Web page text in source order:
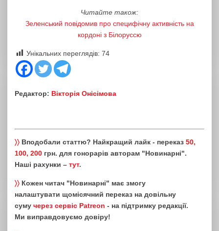
Читайте також:
Зеленський повідомив про специфічну активність на
кордоні з Білоруссю
Унікальних переглядів: 74
Редактор: Вікторія Онісімова
〉〉 Вподобали статтю? Найкращий лайк - переказ 50,
100, 200 грн. для гонорарів авторам "Новинарні".
Наші рахунки – тут.
〉〉 Кожен читач "Новинарні" має змогу
налаштувати щомісячний переказ на довільну
суму через сервіс Patreon - на підтримку редакції.
Ми виправдовуємо довіру!